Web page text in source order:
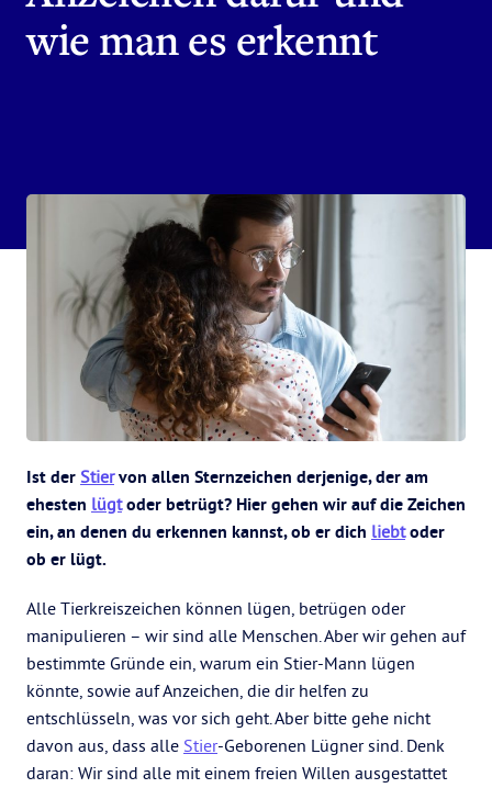
wie man es erkennt
Ist der Stiervon allen Sternzeichen derjenige, der am
ehesten lügtoder betrügt? Hier gehen wir auf die Zeichen
ein, an denen du erkennen kannst, ob er dich liebtoder
ob er lügt.
Alle Tierkreiszeichen können lügen, betrügen oder
manipulieren – wir sind alle Menschen. Aber wir gehen auf
bestimmte Gründe ein, warum ein Stier-Mann lügen
könnte, sowie auf Anzeichen, die dir helfen zu
entschlüsseln, was vor sich geht. Aber bitte gehe nicht
davon aus, dass alle Stier-Geborenen Lügner sind. Denk
daran: Wir sind alle mit einem freien Willen ausgestattet